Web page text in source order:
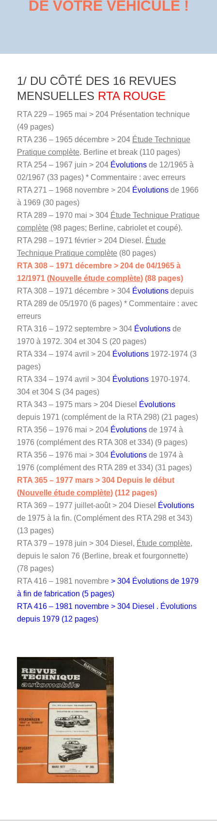
DE VOTRE VÉHICULE !
1/ DU CÔTÉ DES 16 REVUES
MENSUELLES RTA ROUGE
RTA 229 – 1965 mai > 204 Présentation technique
(49 pages)
RTA 236 – 1965 décembre > 204 Étude Technique
Pratique complète. Berline et break (110 pages)
RTA 254 – 1967 juin > 204 Évolutions de 12/1965 à
02/1967 (33 pages) * Commentaire : avec erreurs
RTA 271 – 1968 novembre > 204 Évolutions de 1966
à 1969 (30 pages)
RTA 289 – 1970 mai > 304 Étude Technique Pratique
complète (98 pages; Berline, cabriolet et coupé).
RTA 298 – 1971 février > 204 Diesel. Étude
Technique Pratique complète (80 pages)
RTA 308 – 1971 décembre > 204 de 04/1965 à
12/1971 (Nouvelle étude complète) (88 pages)
RTA 308 – 1971 décembre > 304 Évolutions depuis
RTA 289 de 05/1970 (6 pages) * Commentaire : avec
erreurs
RTA 316 – 1972 septembre > 304 Évolutions de
1970 à 1972. 304 et 304 S (20 pages)
RTA 334 – 1974 avril > 204 Évolutions 1972-1974 (3
pages)
RTA 334 – 1974 avril > 304 Évolutions 1970-1974.
304 et 304 S (34 pages)
RTA 343 – 1975 mars > 204 Diesel
Évolutions
depuis 1971 (complément de la RTA 298) (21 pages)
RTA 356 – 1976 mai > 204 Évolutions de 1974 à
1976 (complément des RTA 308 et 334) (9 pages)
RTA 356 – 1976 mai > 304 Évolutions de 1974 à
1976 (complément des RTA 289 et 334) (31 pages)
RTA 365 – 1977 mars > 304 Depuis le début
(Nouvelle étude complète) (112 pages)
RTA 369 – 1977 juillet-août > 204 Diesel
Évolutions
de 1975 à la fin. (Complément des RTA 298 et 343)
(13 pages)
RTA 379 – 1978 juin > 304 Diesel, Étude complète,
depuis le salon 76 (Berline, break et fourgonnette)
(78 pages)
RTA 416 – 1981 novembre > 304 Évolutions de 1979
à fin de fabrication (5 pages)
RTA 416 – 1981 novembre > 304 Diesel . Évolutions
depuis 1979 (12 pages)